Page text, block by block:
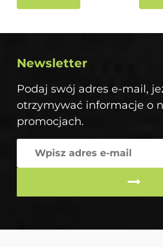
Newsletter
Podaj swój adres e-mail,
otrzymywać informacje o
promocjach.